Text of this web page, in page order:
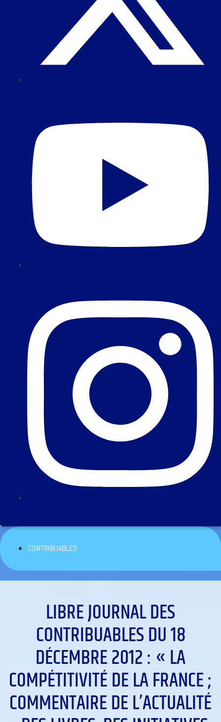
CONTRIBUABLES
LIBRE JOURNAL DES
CONTRIBUABLES DU 18
DÉCEMBRE 2012 : « LA
COMPÉTITIVITÉ DE LA FRANCE ;
COMMENTAIRE DE L’ACTUALITÉ